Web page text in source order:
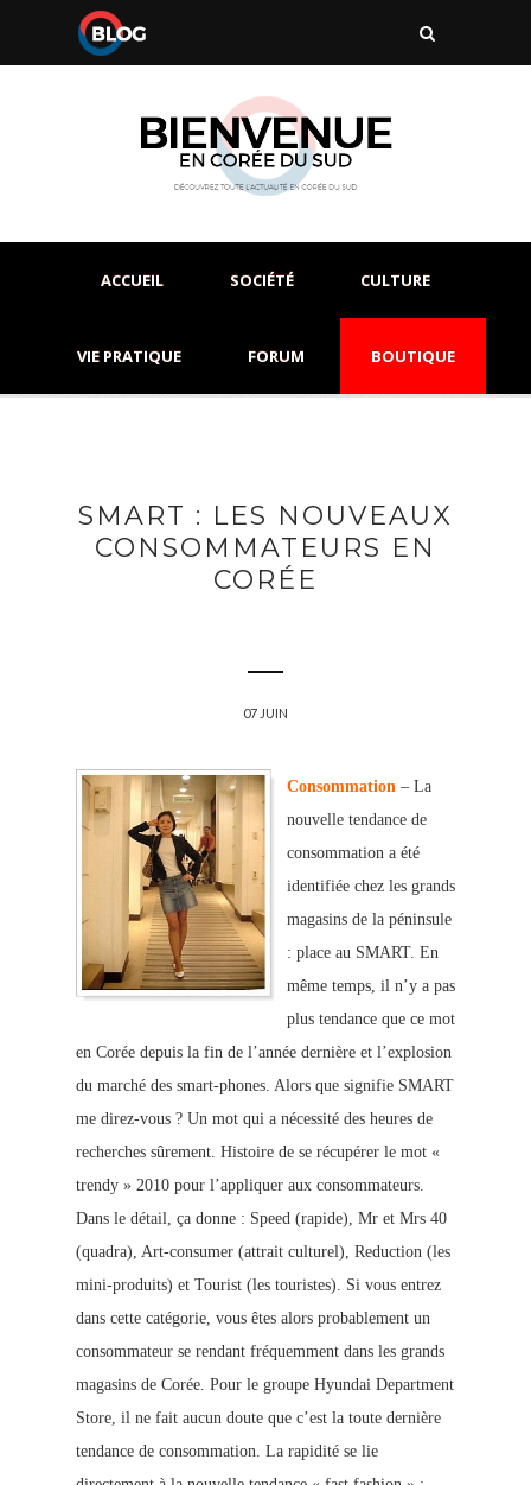
ACCUEIL SOCIÉTÉ CULTURE
VIE PRATIQUE FORUM BOUTIQUE
SMART : LES NOUVEAUX
CONSOMMATEURS EN
CORÉE
07 JUIN
Consommation – La
nouvelle tendance de
consommation a été
identifiée chez les grands
magasins de la péninsule
: place au SMART. En
même temps, il n’y a pas
plus tendance que ce mot
en Corée depuis la fin de l’année dernière et l’explosion
du marché des smart-phones. Alors que signifie SMART
me direz-vous ? Un mot qui a nécessité des heures de
recherches sûrement. Histoire de se récupérer le mot «
trendy » 2010 pour l’appliquer aux consommateurs.
Dans le détail, ça donne : Speed (rapide), Mr et Mrs 40
(quadra), Art-consumer (attrait culturel), Reduction (les
mini-produits) et Tourist (les touristes). Si vous entrez
dans cette catégorie, vous êtes alors probablement un
consommateur se rendant fréquemment dans les grands
magasins de Corée. Pour le groupe Hyundai Department
Store, il ne fait aucun doute que c’est la toute dernière
tendance de consommation. La rapidité se lie